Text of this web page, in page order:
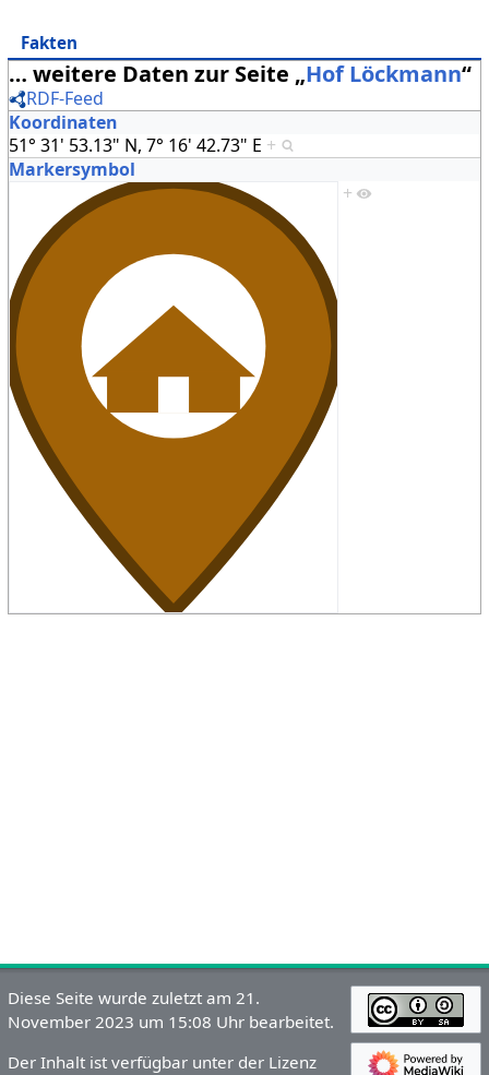
Fakten
… weitere Daten zur Seite „Hof Löckmann“
RDF-Feed
Koordinaten
51° 31' 53.13" N, 7° 16' 42.73" E +
Markersymbol
+
Diese Seite wurde zuletzt am 21.
November 2023 um 15:08 Uhr bearbeitet.
Der Inhalt ist verfügbar unter der Lizenz